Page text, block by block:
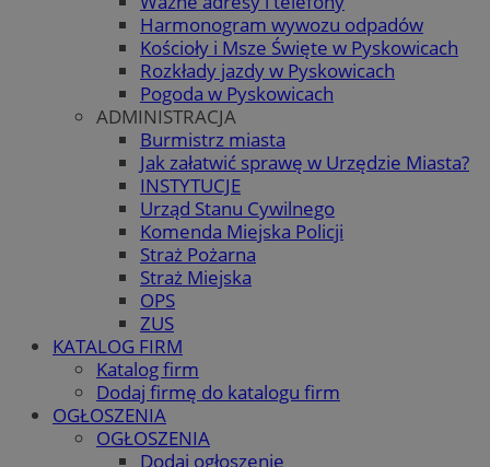
Harmonogram wywozu odpadów
Kościoły i Msze Święte w Pyskowicach
Rozkłady jazdy w Pyskowicach
Pogoda w Pyskowicach
ADMINISTRACJA
Burmistrz miasta
Jak załatwić sprawę w Urzędzie Miasta?
INSTYTUCJE
Urząd Stanu Cywilnego
Komenda Miejska Policji
Straż Pożarna
Straż Miejska
OPS
ZUS
KATALOG FIRM
Katalog firm
Dodaj firmę do katalogu firm
OGŁOSZENIA
OGŁOSZENIA
Dodaj ogłoszenie